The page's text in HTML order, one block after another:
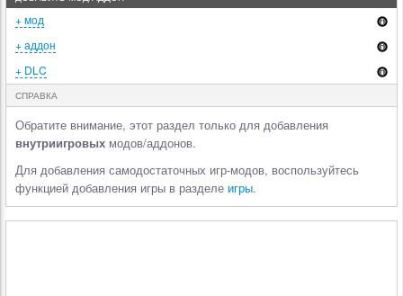
+ мод
+ аддон
+ DLC
СПРАВКА
Обратите внимание, этот раздел только для добавления
внутриигровых модов/аддонов.
Для добавления самодостаточных игр-модов, воспользуйтесь
функцией добавления игры в разделе игры.